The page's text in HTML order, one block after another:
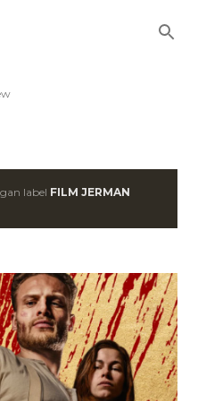
label FILM JERMAN